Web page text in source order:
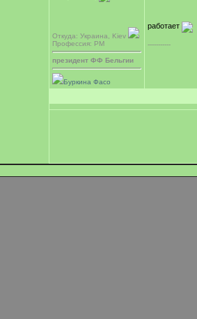
Откуда: Украина, Kiev
Профессия: PM
президент ФФ Бельгии
Буркина Фасо
работает
-----------